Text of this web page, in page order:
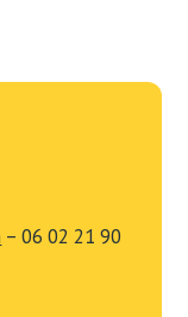
– 06 02 21 90